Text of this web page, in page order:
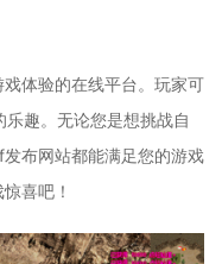
体验的在线平台。玩家可
趣。无论您是想挑战自
布网站都能满足您的游戏
喜吧！